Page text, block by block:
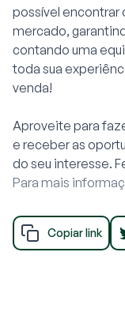
possível encontrar
mercado,
contando uma
toda sua
venda!
Aproveite para
e receber as
do seu interesse.
Para mais
Copiar link